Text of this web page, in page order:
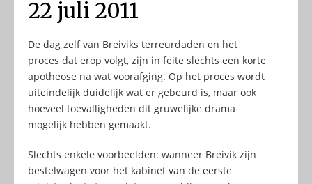
22 juli 2011
De dag zelf van Breiviks terreurdaden en het
proces dat erop volgt, zijn in feite slechts een korte
apotheose na wat voorafging. Op het proces wordt
uiteindelijk duidelijk wat er gebeurd is, maar ook
hoeveel toevalligheden dit gruwelijke drama
mogelijk hebben gemaakt.
Slechts enkele voorbeelden: wanneer Breivik zijn
bestelwagen voor het kabinet van de eerste